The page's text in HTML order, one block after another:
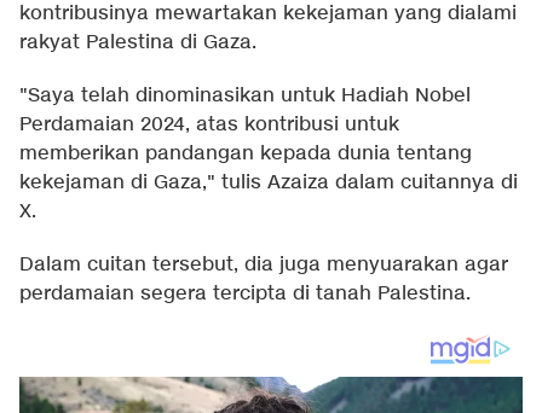
kontribusinya mewartakan kekejaman yang dialami
rakyat Palestina di Gaza.
"Saya telah dinominasikan untuk Hadiah Nobel
Perdamaian 2024, atas kontribusi untuk
memberikan pandangan kepada dunia tentang
kekejaman di Gaza," tulis Azaiza dalam cuitannya di
X.
Dalam cuitan tersebut, dia juga menyuarakan agar
perdamaian segera tercipta di tanah Palestina.